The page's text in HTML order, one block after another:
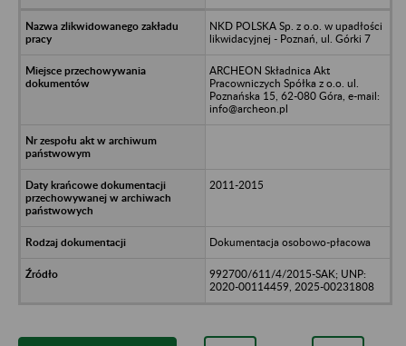
NKD POLSKA Sp. z o.o. w upadłości
likwidacyjnej - Poznań, ul. Górki 7
ARCHEON Składnica Akt
Pracowniczych Spółka z o.o. ul.
Poznańska 15, 62-080 Góra, e-mail:
info@archeon.pl
2011-2015
Dokumentacja osobowo-płacowa
992700/611/4/2015-SAK; UNP:
2020-00114459, 2025-00231808